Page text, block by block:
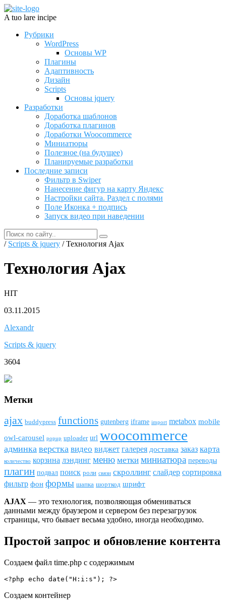
A tuo lare incipe
Рубрики
WordPress
Основы WP
Плагины
Адаптивность
Дизайн
Scripts
Основы jquery
Разработки
Доработка шаблонов
Доработка плагинов
Доработки Woocommerce
Миниатюры
Полезное (на будущее)
Планируемые разработки
Последние записи
Фильтр в Swiper
Нанесение фигур на карту Яндекс
Настройки сайта. Раздел с полями
Поле Иконка + подпись
Запуск видео при наведении
/ Scripts & jquery / Технология Ajax
Технология Ajax
HIT
03.11.2015
Alexandr
Scripts & jquery
3604
Метки
ajax buddypress funсtions gutenberg iframe import metabox mobile
owl-carousel popup uploader url woocommerce
админка верстка видео виджет галерея доставка заказ карта
количество корзина лэндинг меню метки миниатюра переводы
плагин подвал поиск роли связи скроллинг слайдер сортировка
фильтр фон формы шапка шорткод шрифт
AJAX — это технология, позволяющая обмениваться
данными между браузером и сервером без перезагрузок
страницы, что бывает весьма удобно, иногда необходимо.
Простой запрос и обновление контента
Создаем файл time.php с содержимым
<?php echo date("H:i:s"); ?>
Создаем контейнер